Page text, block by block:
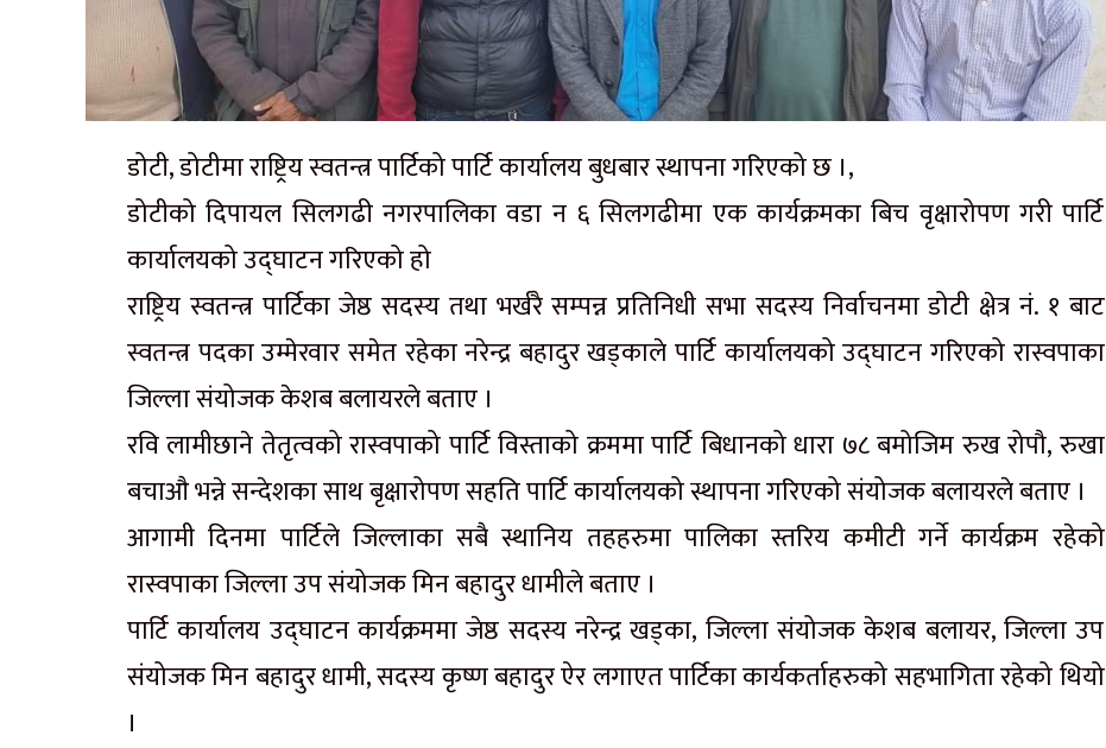
डोटी, डोटीमा राष्ट्रिय स्वतन्त्र पार्टिको पार्टि कार्यालय बुधबार स्थापना गरिएको छ ।,
डोटीको दिपायल सिलगढी नगरपालिका वडा न ६ सिलगढीमा एक कार्यक्रमका बिच वृक्षारोपण गरी पार्टि
कार्यालयको उद्घाटन गरिएको हो
राष्ट्रिय स्वतन्त्र पार्टिका जेष्ठ सदस्य तथा भर्खरै सम्पन्न प्रतिनिधी सभा सदस्य निर्वाचनमा डोटी क्षेत्र नं. १ बाट
स्वतन्त्र पदका उम्मेरवार समेत रहेका नरेन्द्र बहादुर खड्काले पार्टि कार्यालयको उद्घाटन गरिएको रास्वपाका
जिल्ला संयोजक केशब बलायरले बताए ।
रवि लामीछाने तेतृत्वको रास्वपाको पार्टि विस्ताको क्रममा पार्टि बिधानको धारा ७८ बमोजिम रुख रोपौ, रुखा
बचाऔ भन्ने सन्देशका साथ बृक्षारोपण सहति पार्टि कार्यालयको स्थापना गरिएको संयोजक बलायरले बताए ।
आगामी दिनमा पार्टिले जिल्लाका सबै स्थानिय तहहरुमा पालिका स्तरिय कमीटी गर्ने कार्यक्रम रहेको
रास्वपाका जिल्ला उप संयोजक मिन बहादुर धामीले बताए ।
पार्टि कार्यालय उद्घाटन कार्यक्रममा जेष्ठ सदस्य नरेन्द्र खड्का, जिल्ला संयोजक केशब बलायर, जिल्ला उप
संयोजक मिन बहादुर धामी, सदस्य कृष्ण बहादुर ऐर लगाएत पार्टिका कार्यकर्ताहरुको सहभागिता रहेको थियो
।